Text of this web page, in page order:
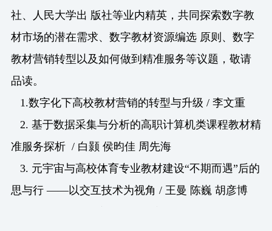
社、人民大学出 版社等业内精英，共同探索数字教
材市场的潜在需求、数字教材资源编选 原则、数字
教材营销转型以及如何做到精准服务等议题，敬请
品读。
1.数字化下高校教材营销的转型与升级 / 李文重
2. 基于数据采集与分析的高职计算机类课程教材精
准服务探析 / 白颢 侯昀佳 周先海
3. 元宇宙与高校体育专业教材建设“不期而遇”后的
思与行 ——以交互技术为视角 / 王曼 陈巍 胡彦博